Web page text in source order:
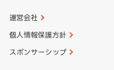
運営会社
個人情報保護方針
スポンサーシップ